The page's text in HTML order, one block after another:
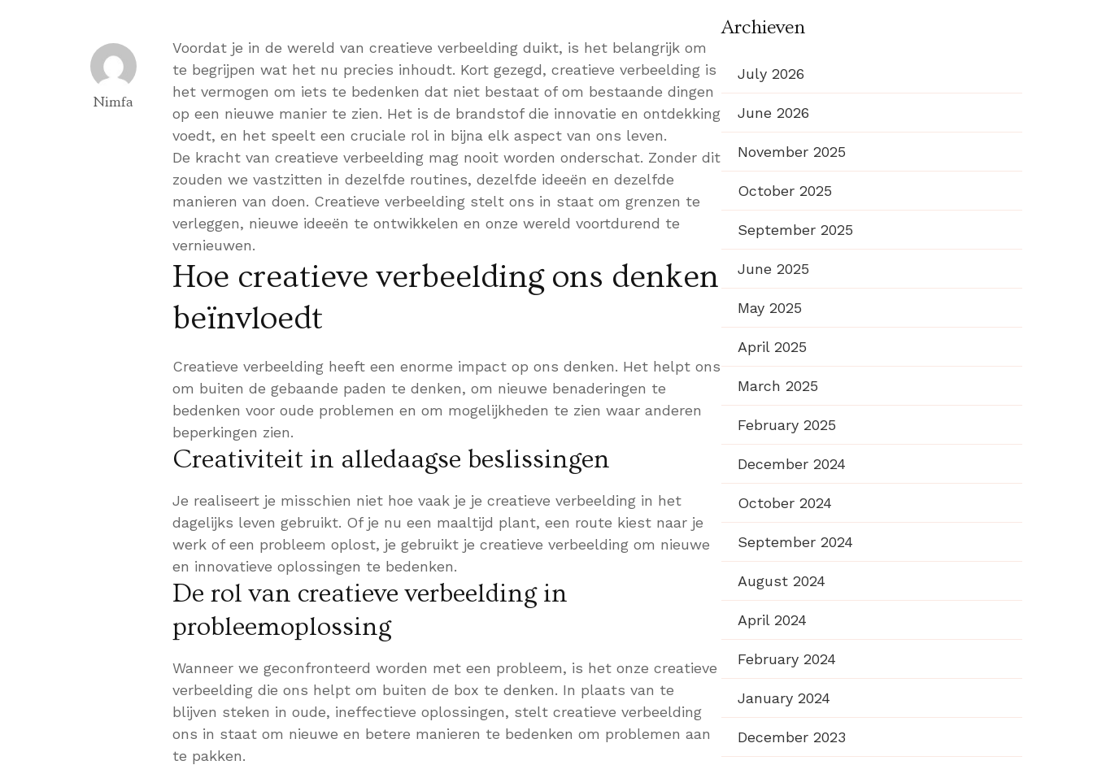
Nimfa
Voordat je in de wereld van creatieve verbeelding duikt, is het belangrijk om
te begrijpen wat het nu precies inhoudt. Kort gezegd, creatieve verbeelding is
het vermogen om iets te bedenken dat niet bestaat of om bestaande dingen
op een nieuwe manier te zien. Het is de brandstof die innovatie en ontdekking
voedt, en het speelt een cruciale rol in bijna elk aspect van ons leven.
De kracht van creatieve verbeelding mag nooit worden onderschat. Zonder dit
zouden we vastzitten in dezelfde routines, dezelfde ideeën en dezelfde
manieren van doen. Creatieve verbeelding stelt ons in staat om grenzen te
verleggen, nieuwe ideeën te ontwikkelen en onze wereld voortdurend te
vernieuwen.
Hoe creatieve verbeelding ons denken
beïnvloedt
Creatieve verbeelding heeft een enorme impact op ons denken. Het helpt ons
om buiten de gebaande paden te denken, om nieuwe benaderingen te
bedenken voor oude problemen en om mogelijkheden te zien waar anderen
beperkingen zien.
Creativiteit in alledaagse beslissingen
Je realiseert je misschien niet hoe vaak je je creatieve verbeelding in het
dagelijks leven gebruikt. Of je nu een maaltijd plant, een route kiest naar je
werk of een probleem oplost, je gebruikt je creatieve verbeelding om nieuwe
en innovatieve oplossingen te bedenken.
De rol van creatieve verbeelding in
probleemoplossing
Wanneer we geconfronteerd worden met een probleem, is het onze creatieve
verbeelding die ons helpt om buiten de box te denken. In plaats van te
blijven steken in oude, ineffectieve oplossingen, stelt creatieve verbeelding
ons in staat om nieuwe en betere manieren te bedenken om problemen aan
te pakken.
Archieven
July 2026
June 2026
November 2025
October 2025
September 2025
June 2025
May 2025
April 2025
March 2025
February 2025
December 2024
October 2024
September 2024
August 2024
April 2024
February 2024
January 2024
December 2023